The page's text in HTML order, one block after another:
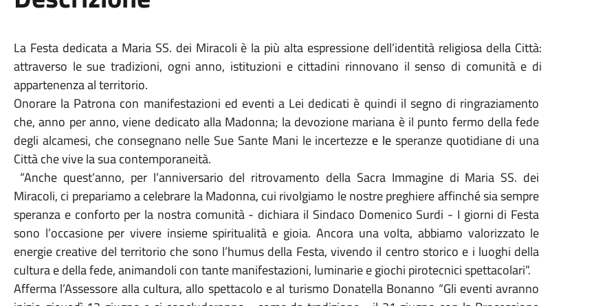
La Festa dedicata a Maria SS. dei Miracoli è la più alta espressione dell’identità religiosa della Città:
attraverso le sue tradizioni, ogni anno, istituzioni e cittadini rinnovano il senso di comunità e di
appartenenza al territorio.
Onorare la Patrona con manifestazioni ed eventi a Lei dedicati è quindi il segno di ringraziamento
che, anno per anno, viene dedicato alla Madonna; la devozione mariana è il punto fermo della fede
degli alcamesi, che consegnano nelle Sue Sante Mani le incertezze e le speranze quotidiane di una
Città che vive la sua contemporaneità.
“Anche quest’anno, per l’anniversario del ritrovamento della Sacra Immagine di Maria SS. dei
Miracoli, ci prepariamo a celebrare la Madonna, cui rivolgiamo le nostre preghiere affinché sia sempre
speranza e conforto per la nostra comunità - dichiara il Sindaco Domenico Surdi - I giorni di Festa
sono l’occasione per vivere insieme spiritualità e gioia. Ancora una volta, abbiamo valorizzato le
energie creative del territorio che sono l’humus della Festa, vivendo il centro storico e i luoghi della
cultura e della fede, animandoli con tante manifestazioni, luminarie e giochi pirotecnici spettacolari”.
Afferma l’Assessore alla cultura, allo spettacolo e al turismo Donatella Bonanno “Gli eventi avranno